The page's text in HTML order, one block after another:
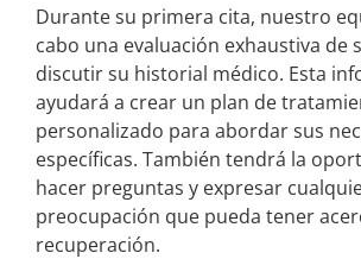
Durante su primera cita, nuestro
cabo una evaluación exhaustiva de
discutir su historial médico. Esta
ayudará a crear un plan de
personalizado para abordar sus
específicas. También tendrá la
hacer preguntas y expresar
preocupación que pueda tener
recuperación.